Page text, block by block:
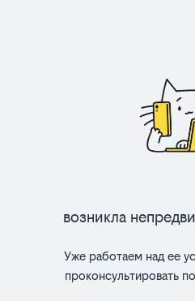
Возникла
Уже работаем над ее
проконсультировать